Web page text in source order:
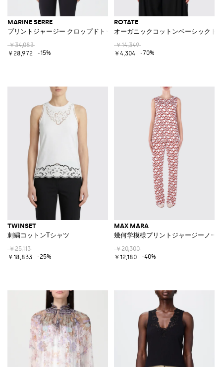
MARINE SERRE
プリントジャージー クロップドトップ
￥34,083
￥28,972
-15%
ROTATE
オーガニックコットンベーシックト
￥14,349
￥4,304
-70%
TWINSET
刺繍コットンTシャツ
￥25,113
￥18,833
-25%
MAX MARA
幾何学模様プリントジャージーノー
￥20,300
￥12,180
-40%